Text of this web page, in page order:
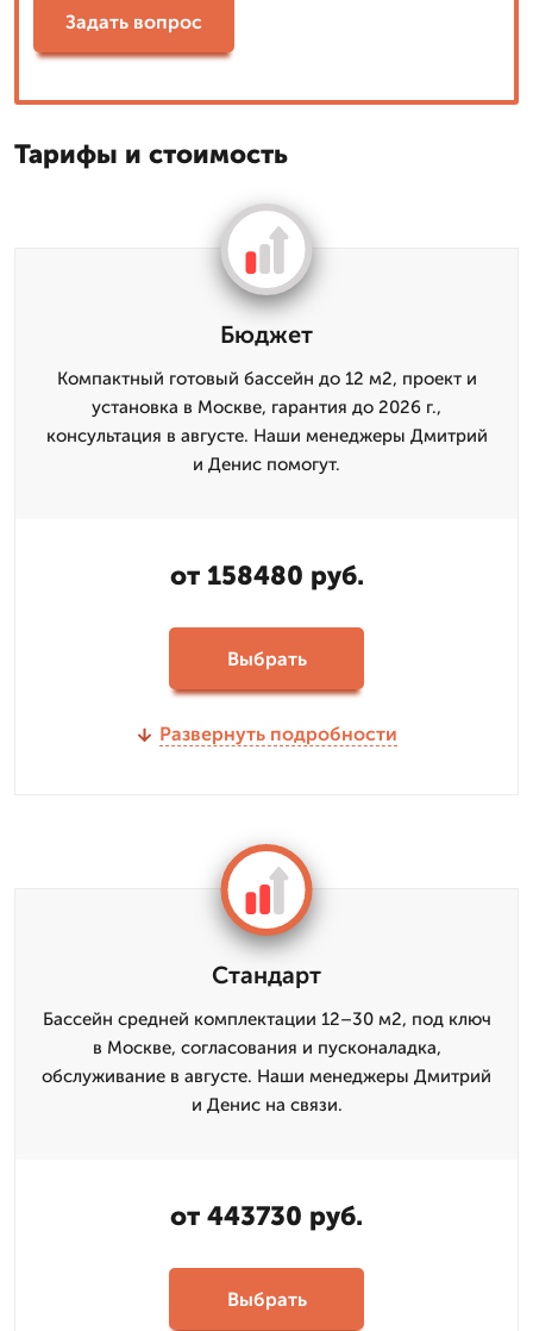
Задать вопрос
Тарифы и стоимость
Бюджет
Компактный готовый бассейн до 12 м2, проект и
установка в Москве, гарантия до 2026 г.,
консультация в августе. Наши менеджеры Дмитрий
и Денис помогут.
от 158480 руб.
Выбрать
Развернуть подробности
Стандарт
Бассейн средней комплектации 12–30 м2, под ключ
в Москве, согласования и пусконаладка,
обслуживание в августе. Наши менеджеры Дмитрий
и Денис на связи.
от 443730 руб.
Выбрать